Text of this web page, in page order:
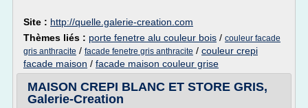
Site : http://quelle.galerie-creation.com
Thèmes liés : porte fenetre alu couleur bois / couleur facade
gris anthracite / facade fenetre gris anthracite / couleur crepi
facade maison / facade maison couleur grise
MAISON CREPI BLANC ET STORE GRIS,
Galerie-Creation